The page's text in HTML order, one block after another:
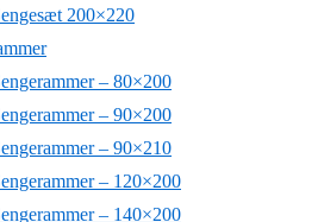
200×220
– 80×200
– 90×200
– 90×210
– 120×200
– 140×200